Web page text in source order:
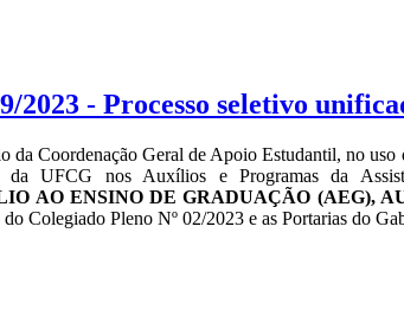
- Processo seletivo
Coordenação Geral de Apoio Estudantil, no
da UFCG nos Auxílios e Programas da
AO ENSINO DE GRADUAÇÃO (AEG),
Colegiado Pleno Nº 02/2023 e as Portarias do